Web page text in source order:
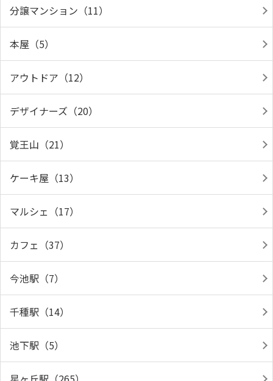
分譲マンション（11）
本屋（5）
アウトドア（12）
デザイナーズ（20）
覚王山（21）
ケーキ屋（13）
マルシェ（17）
カフェ（37）
今池駅（7）
千種駅（14）
池下駅（5）